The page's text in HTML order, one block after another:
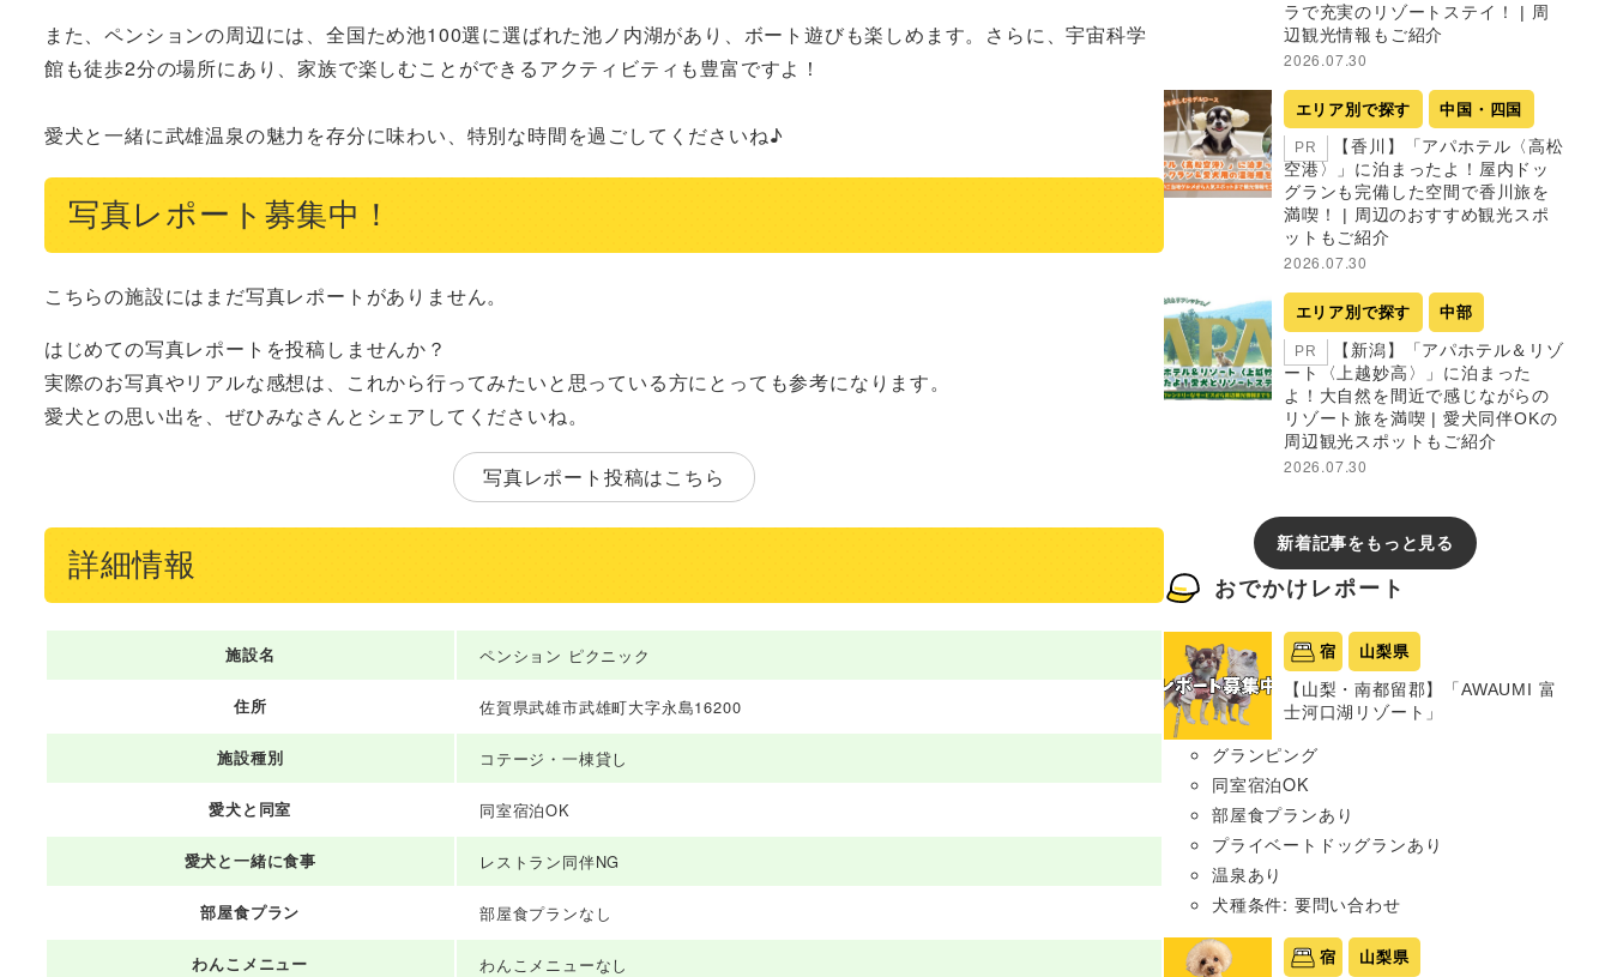
また、ペンションの周辺には、全国ため池100選に選ばれた池ノ内湖があり、ボート遊びも楽しめます。さらに、宇宙科学
館も徒歩2分の場所にあり、家族で楽しむことができるアクティビティも豊富ですよ！
愛犬と一緒に武雄温泉の魅力を存分に味わい、特別な時間を過ごしてくださいね♪
写真レポート募集中！
こちらの施設にはまだ写真レポートがありません。
はじめての写真レポートを投稿しませんか？
実際のお写真やリアルな感想は、これから行ってみたいと思っている方にとっても参考になります。
愛犬との思い出を、ぜひみなさんとシェアしてくださいね。
写真レポート投稿はこちら
詳細情報
施設名 ペンション ピクニック
住所 佐賀県武雄市武雄町大字永島16200
施設種別 コテージ・一棟貸し
愛犬と同室 同室宿泊OK
愛犬と一緒に食事 レストラン同伴NG
部屋食プラン 部屋食プランなし
わんこメニュー わんこメニューなし
ラで充実のリゾートステイ！ | 周
辺観光情報もご紹介
2026.07.30
エリア別で探す 中国・四国
PR
【香川】「アパホテル〈高松
空港〉」に泊まったよ！屋内ドッ
グランも完備した空間で香川旅を
満喫！ | 周辺のおすすめ観光スポ
ットもご紹介
2026.07.30
エリア別で探す 中部
PR
【新潟】「アパホテル＆リゾ
ート〈上越妙高〉」に泊まった
よ！大自然を間近で感じながらの
リゾート旅を満喫 | 愛犬同伴OKの
周辺観光スポットもご紹介
2026.07.30
新着記事をもっと見る
おでかけレポート
宿 山梨県
【山梨・南都留郡】「AWAUMI 富
士河口湖リゾート」
グランピング
同室宿泊OK
部屋食プランあり
プライベートドッグランあり
温泉あり
犬種条件: 要問い合わせ
宿 山梨県